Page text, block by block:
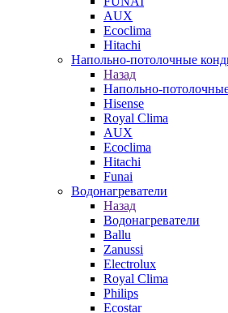
AUX
Ecoclima
Hitachi
Напольно-потолочные
Назад
Напольно-
Hisense
Royal Clima
AUX
Ecoclima
Hitachi
Funai
Водонагреватели
Назад
Водонагреватели
Ballu
Zanussi
Electrolux
Royal Clima
Philips
Ecostar